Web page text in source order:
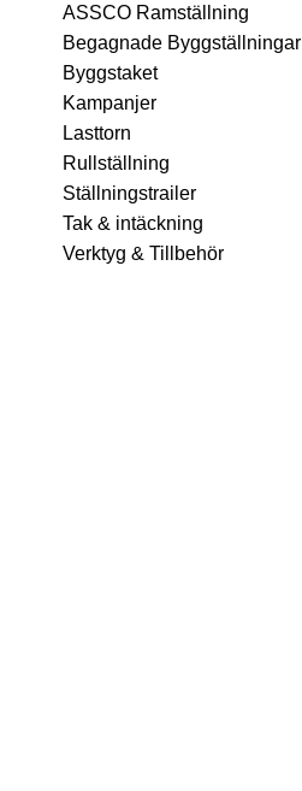
ASSCO Ramställning
Begagnade Byggställningar
Byggstaket
Kampanjer
Lasttorn
Rullställning
Ställningstrailer
Tak & intäckning
Verktyg & Tillbehör